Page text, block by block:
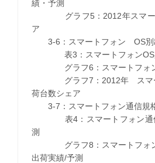
績・予測
グラフ5：2012年スマート
ア
3-6：スマートフォン OS別
表3：スマートフォンOS
グラフ6：スマートフォン
グラフ7：2012年 スマー
荷台数シェア
3-7：スマートフォン通信規
表4：スマートフォン通信
測
グラフ8：スマートフォン
出荷実績/予測